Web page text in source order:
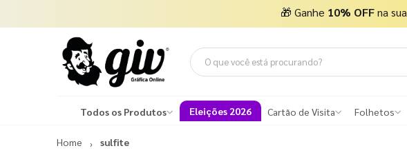
🎁 Ganhe 10% OFFna sua
Todos os Produtos Eleições 2026 Cartão de Visita Folhetos
Home sulfite